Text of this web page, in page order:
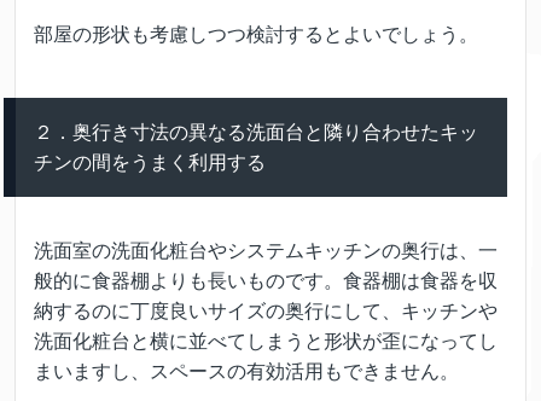
部屋の形状も考慮しつつ検討するとよいでしょう。
２．奥行き寸法の異なる洗面台と隣り合わせたキッ
チンの間をうまく利用する
洗面室の洗面化粧台やシステムキッチンの奥行は、一
般的に食器棚よりも長いものです。食器棚は食器を収
納するのに丁度良いサイズの奥行にして、キッチンや
洗面化粧台と横に並べてしまうと形状が歪になってし
まいますし、スペースの有効活用もできません。